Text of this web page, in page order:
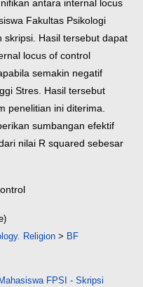
antara internal locus
Fakultas Psikologi
skripsi. Hasil tersebut dapat
locus of control
semakin negatif
Stres. Hasil tersebut
penelitian ini diterima.
sumbangan efektif
nilai R squared sebesar
Religion > BF
FPSI - Skripsi